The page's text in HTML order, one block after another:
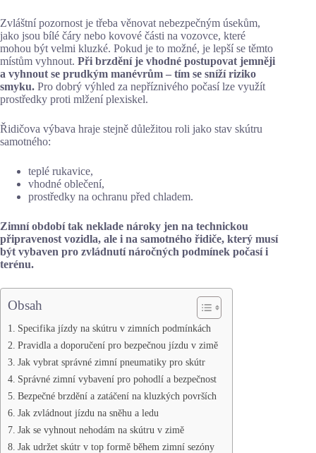
Zvláštní pozornost je třeba věnovat nebezpečným úsekům,
jako jsou bílé čáry nebo kovové části na vozovce, které
mohou být velmi kluzké. Pokud je to možné, je lepší se těmto
místům vyhnout. Při brzdění je vhodné postupovat jemněji
a vyhnout se prudkým manévrům – tím se sníží riziko
smyku. Pro dobrý výhled za nepříznivého počasí lze využít
prostředky proti mlžení plexiskel.
Řidičova výbava hraje stejně důležitou roli jako stav skútru
samotného:
teplé rukavice,
vhodné oblečení,
prostředky na ochranu před chladem.
Zimní období tak neklade nároky jen na technickou
připravenost vozidla, ale i na samotného řidiče, který musí
být vybaven pro zvládnutí náročných podmínek počasí i
terénu.
Obsah
Specifika jízdy na skútru v zimních podmínkách
Pravidla a doporučení pro bezpečnou jízdu v zimě
Jak vybrat správné zimní pneumatiky pro skútr
Správné zimní vybavení pro pohodlí a bezpečnost
Bezpečné brzdění a zatáčení na kluzkých površích
Jak zvládnout jízdu na sněhu a ledu
Jak se vyhnout nehodám na skútru v zimě
Jak udržet skútr v top formě během zimní sezóny